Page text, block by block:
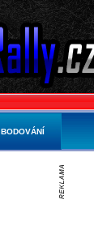
BODOVÁNÍ